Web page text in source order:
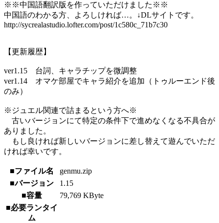
※※中国語翻訳版を作っていただけました※※
中国語のわかる方、よろしければ…。↓DLサイトです。
http://sycrealastudio.lofter.com/post/1c580c_71b7c30
【更新履歴】
ver1.15 台詞、キャラチップを微調整
ver1.14 オマケ部屋でキャラ紹介を追加（トゥルーエンド後
のみ）
※ジュエル関連で詰まるという方へ※
古いバージョンにて特定の条件下で進めなくなる不具合が
ありました。
もし良ければ新しいバージョンに差し替えて遊んでいただ
ければ幸いです。
■ファイル名
genmu.zip
■バージョン
1.15
■容量
79,769 KByte
■必要ランタイ
ム